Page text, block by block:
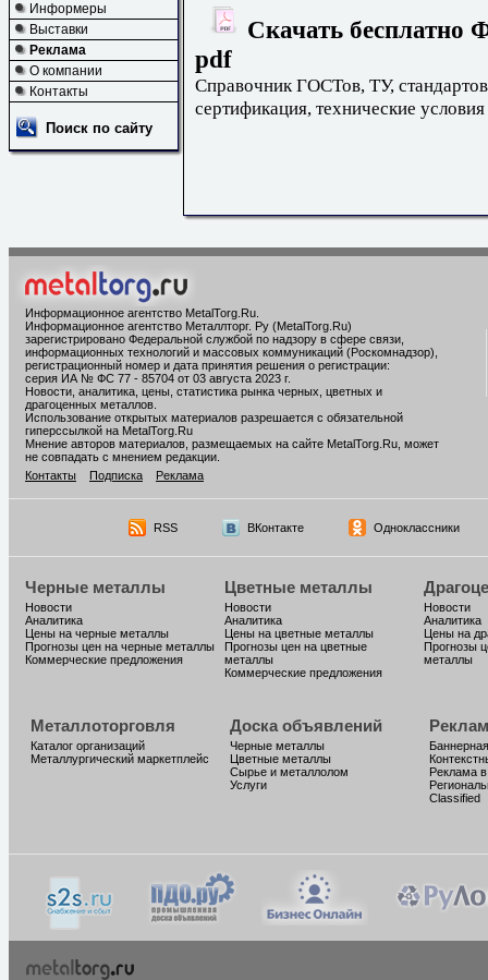
Информеры
Выставки
Реклама
О компании
Контакты
Поиск по сайту
Скачать бесплатно
pdf
Справочник ГОСТов, ТУ,
сертификация, технические условия
Информационное агентство MetalTorg.Ru
Информационное агентство Металлторг. Ру (MetalTorg.Ru)
зарегистрировано Федеральной службой по надзору в сфере связи,
информационных технологий и массовых коммуникаций (Роскомнадзор),
регистрационный номер и дата принятия решения о регистрации:
серия ИА № ФС 77 - 85704 от 03 августа 2023 г.
Новости, аналитика, цены, статистика рынка черных, цветных и
драгоценных металлов.
Использование открытых материалов разрешается с обязательной
гиперссылкой на MetalTorg.Ru
Мнение авторов материалов, размещаемых на сайте MetalTorg.Ru, может
не совпадать с мнением редакции.
Контакты
Подписка Реклама
RSS ВКонтакте Одноклассники
Черные металлы
Новости
Аналитика
Цены на черные металлы
Прогнозы цен на черные металлы
Коммерческие предложения
Цветные металлы
Новости
Аналитика
Цены на цветные металлы
Прогнозы цен на цветные
металлы
Коммерческие предложения
Новости
Аналитика
Цены на
Прогнозы
металлы
Металлоторговля
Каталог организаций
Металлургический маркетплейс
Доска объявлений
Черные металлы
Цветные металлы
Сырье и металлолом
Услуги
Реклама
Classified